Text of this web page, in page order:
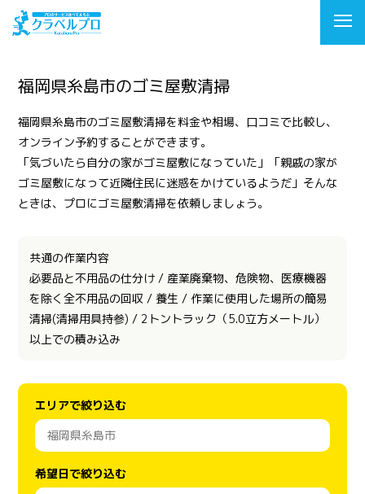
福岡県糸島市のゴミ屋敷清掃
福岡県糸島市のゴミ屋敷清掃を料金や相場、口コミで比較し、
オンライン予約することができます。
「気づいたら自分の家がゴミ屋敷になっていた」「親戚の家が
ゴミ屋敷になって近隣住民に迷惑をかけているようだ」そんな
ときは、プロにゴミ屋敷清掃を依頼しましょう。
共通の作業内容
必要品と不用品の仕分け / 産業廃棄物、危険物、医療機器
を除く全不用品の回収 / 養生 / 作業に使用した場所の簡易
清掃(清掃用具持参) / 2トントラック（5.0立方メートル）
以上での積み込み
エリアで絞り込む
希望日で絞り込む